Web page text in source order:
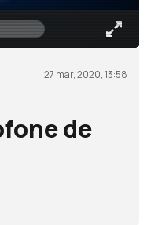
27 mar, 2020, 13:58
de